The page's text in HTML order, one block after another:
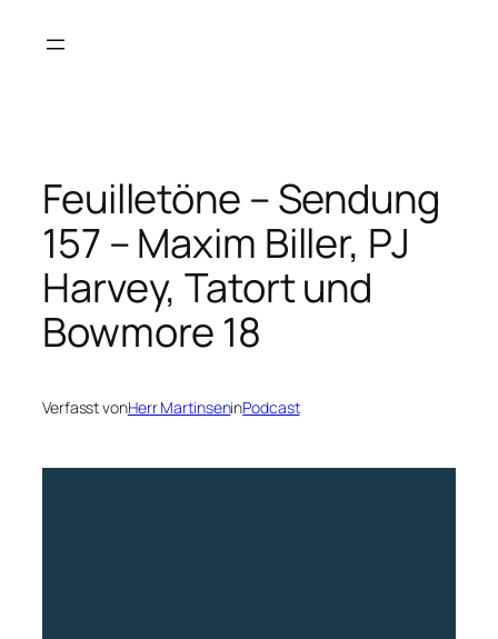
Inhalt
Feuilletöne – Sendung
157 – Maxim Biller, PJ
Harvey, Tatort und
Bowmore 18
Verfasst vonHerr MartinseninPodcast